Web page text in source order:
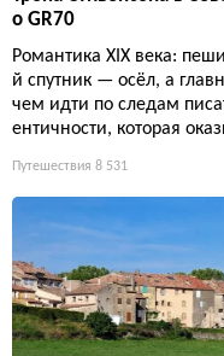
о GR70
Романтика XIX века:
й спутник — осёл, а
чем идти по следам
ентичности, которая
Путешествия 8 531